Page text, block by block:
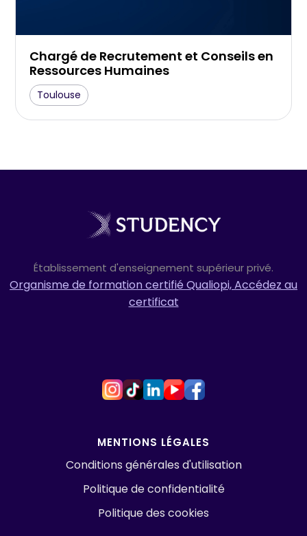
Chargé de Recrutement et Conseils en
Ressources Humaines
Toulouse
Établissement d'enseignement supérieur privé.
Organisme de formation certifié Qualiopi, Accédez au
certificat
MENTIONS LÉGALES
Conditions générales d'utilisation
Politique de confidentialité
Politique des cookies